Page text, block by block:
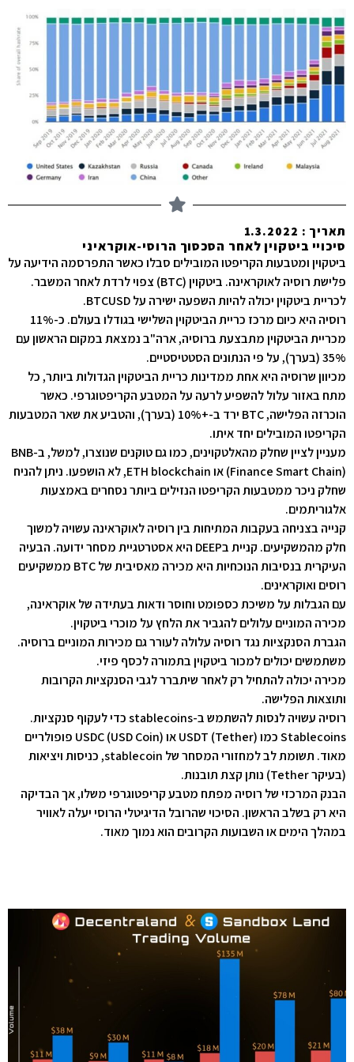
תאריך : 1.3.2022
סיכויי ביטקוין לאחר הסכסוך הרוסי-אוקראיני
ביטקוין ומטבעות הקריפטו המובילים סבלו כאשר התפרסמה הידיעה על
פלישת רוסיה לאוקראינה. ביטקוין (BTC) צפוי לרדת לאחר המשבר.
לכריית ביטקוין יכולה להיות השפעה ישירה על BTCUSD.
רוסיה היא כיום מרכז כריית הביטקוין השלישי בגודלו בעולם. כ-11%
מכריית הביטקוין מתבצעת ברוסיה, ארה"ב נמצאת במקום הראשון עם
35% (בערך), על פי הנתונים הסטטיסטיים.
מכיוון שרוסיה היא אחת ממדינות כריית הביטקוין הגדולות ביותר, כל
מתח באזור עלול להשפיע לרעה על המטבע הקריפטוגרפי. כאשר
הוכרזה הפלישה, BTC ירד ב-+10% (בערך), והטביע את שאר המטבעות
הקריפטו המובילים יחד איתו.
מעניין לציין שחלק מהאלטקוינים, כמו גם טוקנים שנוצרו, למשל, ב-BNB
(Finance Smart Chain) או ETH blockchain, לא הושפעו. ניתן להניח
שחלק ניכר ממטבעות הקריפטו הנזילים ביותר נסחרים באמצעות
אלגוריתמים.
קנייה בצניחה בעקבות המתיחות בין רוסיה לאוקראינה עשויה למשוך
חלק מהמשקיעים. קניית בDEEP היא אסטרטגיית מסחר ידועה. הבעיה
העיקרית בנסיבות הנוכחיות היא מכירה מאסיבית של BTC ממשקיעים
רוסים ואוקראינים.
עם הגבלות על משיכת כספומט וחוסר ודאות בעתידה של אוקראינה,
מכירה המוניים עלולים להגביר את הלחץ על מוכרי ביטקוין.
הגברת הסנקציות נגד רוסיה עלולה לעורר גם מכירות המוניים ברוסיה.
משתמשים יכולים למכור ביטקוין בתמורה לכסף פיזי.
מכירה יכולה להתחיל רק לאחר שיתברר לגבי הסנקציות הקרובות
ותוצאות הפלישה.
רוסיה עשויה לנסות להשתמש ב-stablecoins כדי לעקוף סנקציות.
Stablecoins כמו USDT (Tether) או USDC (USD Coin) פופולריים
מאוד. תשומת לב למחזורי המסחר של stablecoin, כניסות ויציאות
(בעיקר Tether) נותן קצת תובנות.
הבנק המרכזי של רוסיה מפתח מטבע קריפטוגרפי משלו, אך הבדיקה
היא רק בשלב הראשון. הסיכוי שהרובל הדיגיטלי הרוסי יעלה לאוויר
במהלך הימים או השבועות הקרובים הוא נמוך מאוד.